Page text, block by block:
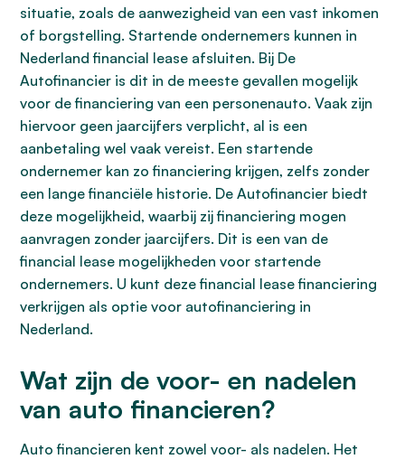
situatie, zoals de aanwezigheid van een vast inkomen
of borgstelling. Startende ondernemers kunnen in
Nederland financial lease afsluiten. Bij De
Autofinancier is dit in de meeste gevallen mogelijk
voor de financiering van een personenauto. Vaak zijn
hiervoor geen jaarcijfers verplicht, al is een
aanbetaling wel vaak vereist. Een startende
ondernemer kan zo financiering krijgen, zelfs zonder
een lange financiële historie. De Autofinancier biedt
deze mogelijkheid, waarbij zij financiering mogen
aanvragen zonder jaarcijfers. Dit is een van de
financial lease mogelijkheden voor startende
ondernemers. U kunt deze financial lease financiering
verkrijgen als optie voor autofinanciering in
Nederland.
Wat zijn de voor- en nadelen
van auto financieren?
Auto financieren kent zowel voor- als nadelen. Het